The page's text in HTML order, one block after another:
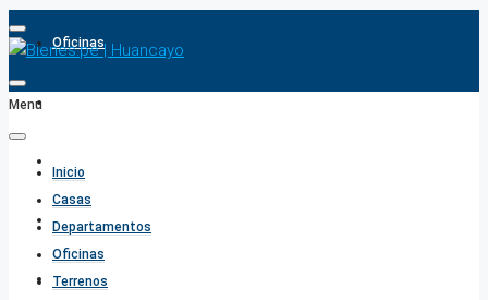
Oficinas
Salon Las Retamas Huancayo
Nosotros
Menu
Inicio
Casas
Departamentos
Oficinas
Terrenos